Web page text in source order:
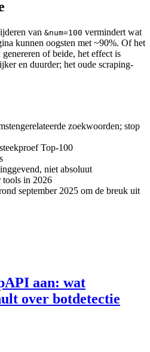
van &num=100 vermindert wat
kunnen oogsten met ~90%. Of het
of beide, het effect is
en duurder; het oude scraping-
zoekwoorden; stop
Top-100
niet absoluut
in 2026
september 2025 om de breuk uit
aan: wat
over botdetectie